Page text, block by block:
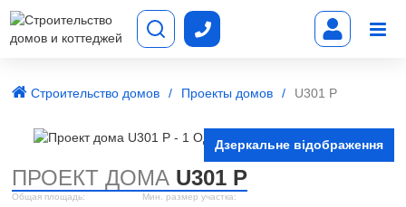
Строительство домов Проекты домов U301 P
Дзеркальне відображення
ПРОЕКТ ДОМА U301 P
Общая площадь: Мин. размер участка: